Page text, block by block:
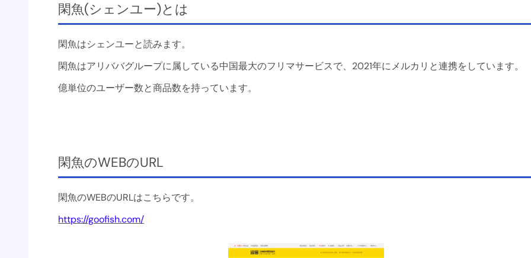
閑魚(シェンユー)とは
閑魚はシェンユーと読みます。
閑魚はアリババグループに属している中国最大のフリマサービスで、2021年にメルカリと連携をしています。
億単位のユーザー数と商品数を持っています。
閑魚のWEBのURL
閑魚のWEBのURLはこちらです。
https://goofish.com/